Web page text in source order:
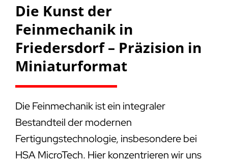
Die Kunst der
Feinmechanik in
Friedersdorf – Präzision in
Miniaturformat
Die Feinmechanik ist ein integraler
Bestandteil der modernen
Fertigungstechnologie, insbesondere bei
HSA MicroTech. Hier konzentrieren wir uns